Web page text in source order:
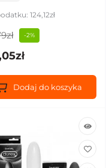
124,12zł
-2%
Dodaj do koszyka